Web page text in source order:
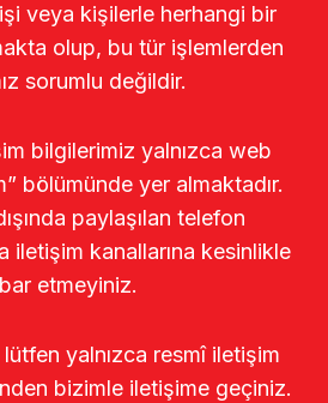
veya kişilerle herhangi bir
olup, bu tür işlemlerden
sorumlu değildir.
bilgilerimiz yalnızca web
bölümünde yer almaktadır.
paylaşılan telefon
iletişim kanallarına kesinlikle
etmeyiniz.
yalnızca resmî iletişim
bizimle iletişime geçiniz.